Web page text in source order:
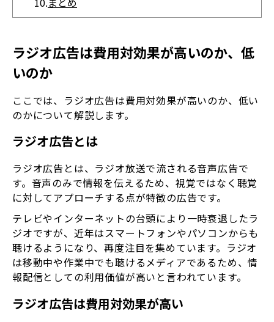
ラジオ広告は費用対効果が高いのか、低
いのか
ここでは、ラジオ広告は費用対効果が高いのか、低い
のかについて解説します。
ラジオ広告とは
ラジオ広告とは、ラジオ放送で流される音声広告で
す。音声のみで情報を伝えるため、視覚ではなく聴覚
に対してアプローチする点が特徴の広告です。
テレビやインターネットの台頭により一時衰退したラ
ジオですが、近年はスマートフォンやパソコンからも
聴けるようになり、再度注目を集めています。ラジオ
は移動中や作業中でも聴けるメディアであるため、情
報配信としての利用価値が高いと言われています。
ラジオ広告は費用対効果が高い